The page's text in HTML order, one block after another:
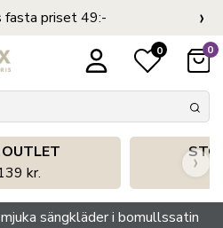
fasta priset 49:- ›
0 0
kr.
›
sängkläder i bomullssatin